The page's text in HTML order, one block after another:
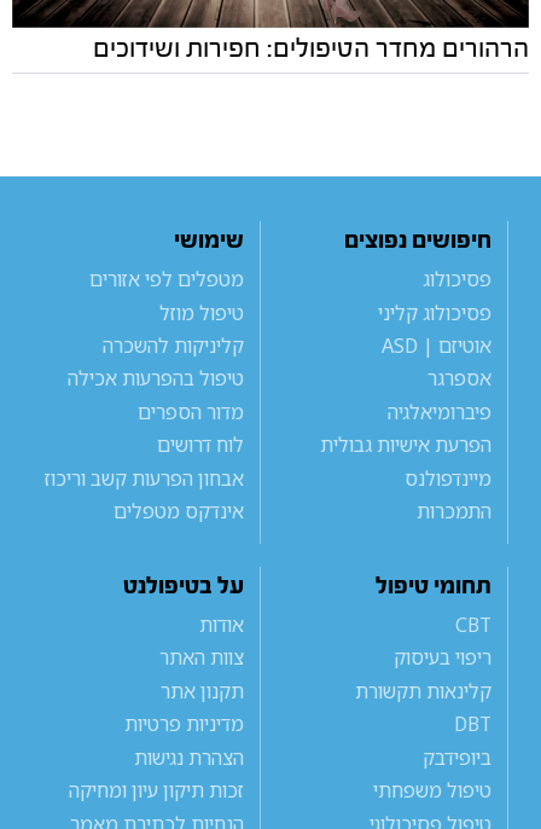
הרהורים מחדר הטיפולים: חפירות ושידוכים
חיפושים נפוצים
פסיכולוג
פסיכולוג קליני
אוטיזם | ASD
אספרגר
פיברומיאלגיה
הפרעת אישיות גבולית
מיינדפולנס
התמכרות
שימושי
מטפלים לפי אזורים
טיפול מוזל
קליניקות להשכרה
טיפול בהפרעות אכילה
מדור הספרים
לוח דרושים
אבחון הפרעות קשב וריכוז
אינדקס מטפלים
תחומי טיפול
CBT
ריפוי בעיסוק
קלינאות תקשורת
DBT
ביופידבק
טיפול משפחתי
על בטיפולנט
אודות
צוות האתר
תקנון אתר
מדיניות פרטיות
הצהרת נגישות
זכות תיקון עיון ומחיקה